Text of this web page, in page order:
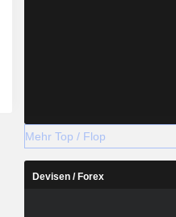
Mehr Top / Flop
Devisen / Forex